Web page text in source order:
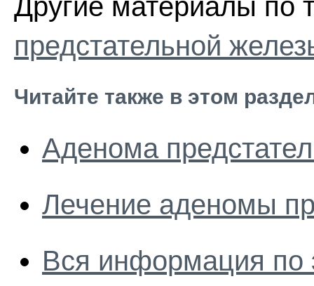
Другие материалы по
предстательной
Читайте также в этом
Аденома
Лечение аденомы
Вся информация по